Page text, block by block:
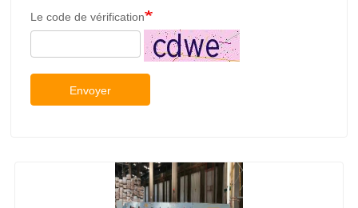
Le code de vérification
Envoyer